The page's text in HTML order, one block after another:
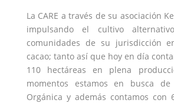
La CARE a través de su asociación
impulsando el cultivo
comunidades de su jurisdicción
cacao; tanto así que hoy en día
110 hectáreas en plena
momentos estamos en busca
Orgánica y además contamos con